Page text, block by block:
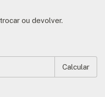
ou devolver.
Calcular